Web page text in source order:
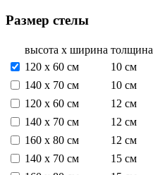
Размер стелы
высота х ширина толщина
120 х 60 см
10 см
140 х 70 см
10 см
120 х 60 см
12 см
140 х 70 см
12 см
160 х 80 см
12 см
140 х 70 см
15 см